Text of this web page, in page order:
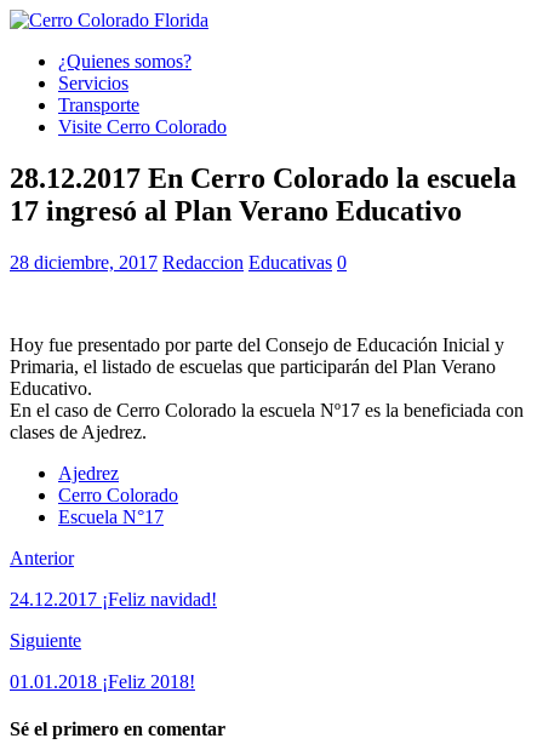
¿Quienes somos?
Servicios
Transporte
Visite Cerro Colorado
28.12.2017 En Cerro Colorado la escuela
17 ingresó al Plan Verano Educativo
28 diciembre, 2017 Redaccion Educativas 0
Hoy fue presentado por parte del Consejo de Educación Inicial y
Primaria, el listado de escuelas que participarán del Plan Verano
Educativo.
En el caso de Cerro Colorado la escuela Nº17 es la beneficiada con
clases de Ajedrez.
Ajedrez
Cerro Colorado
Escuela N°17
Anterior
24.12.2017 ¡Feliz navidad!
Siguiente
01.01.2018 ¡Feliz 2018!
Sé el primero en comentar